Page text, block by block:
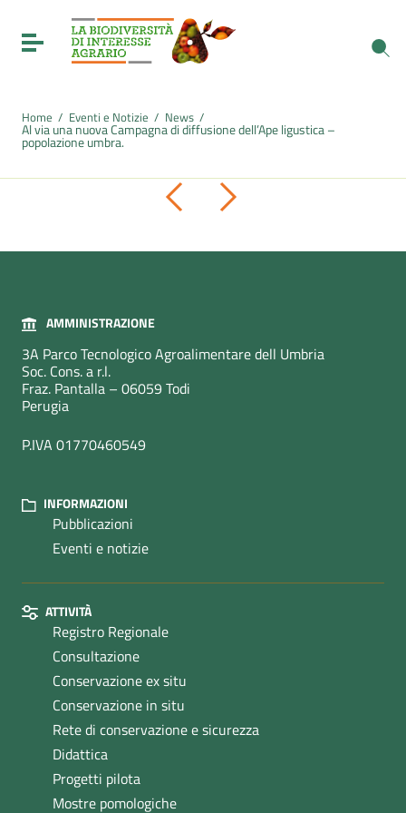
Vai al menu di navigazione
Vai al footer
Toggle navigation
Home / Eventi e Notizie / News /
Al via una nuova Campagna di diffusione dell’Ape ligustica –
popolazione umbra.
Pagina precedentePagina successiva
AMMINISTRAZIONE
3A Parco Tecnologico Agroalimentare dell Umbria
Soc. Cons. a r.l.
Fraz. Pantalla – 06059 Todi
Perugia
P.IVA 01770460549
INFORMAZIONI
Pubblicazioni
Eventi e notizie
ATTIVITÀ
Registro Regionale
Consultazione
Conservazione ex situ
Conservazione in situ
Rete di conservazione e sicurezza
Didattica
Progetti pilota
Mostre pomologiche